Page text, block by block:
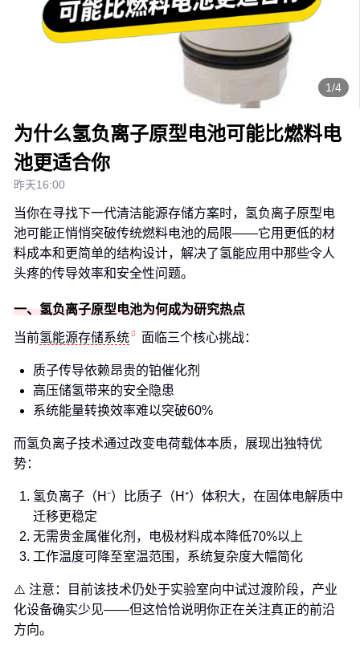
1/4
为什么氢负离子原型电池可能比燃料电
池更适合你
昨天16:00
当你在寻找下一代清洁能源存储方案时，氢负离子原型电
池可能正悄悄突破传统燃料电池的局限——它用更低的材
料成本和更简单的结构设计，解决了氢能应用中那些令人
头疼的传导效率和安全性问题。
一、氢负离子原型电池为何成为研究热点
当前氢能源存储系统 面临三个核心挑战：
质子传导依赖昂贵的铂催化剂
高压储氢带来的安全隐患
系统能量转换效率难以突破60%
而氢负离子技术通过改变电荷载体本质，展现出独特优
势：
氢负离子（H⁻）比质子（H⁺）体积大，在固体电解质中
迁移更稳定
无需贵金属催化剂，电极材料成本降低70%以上
工作温度可降至室温范围，系统复杂度大幅简化
⚠️ 注意：目前该技术仍处于实验室向中试过渡阶段，产业
化设备确实少见——但这恰恰说明你正在关注真正的前沿
方向。